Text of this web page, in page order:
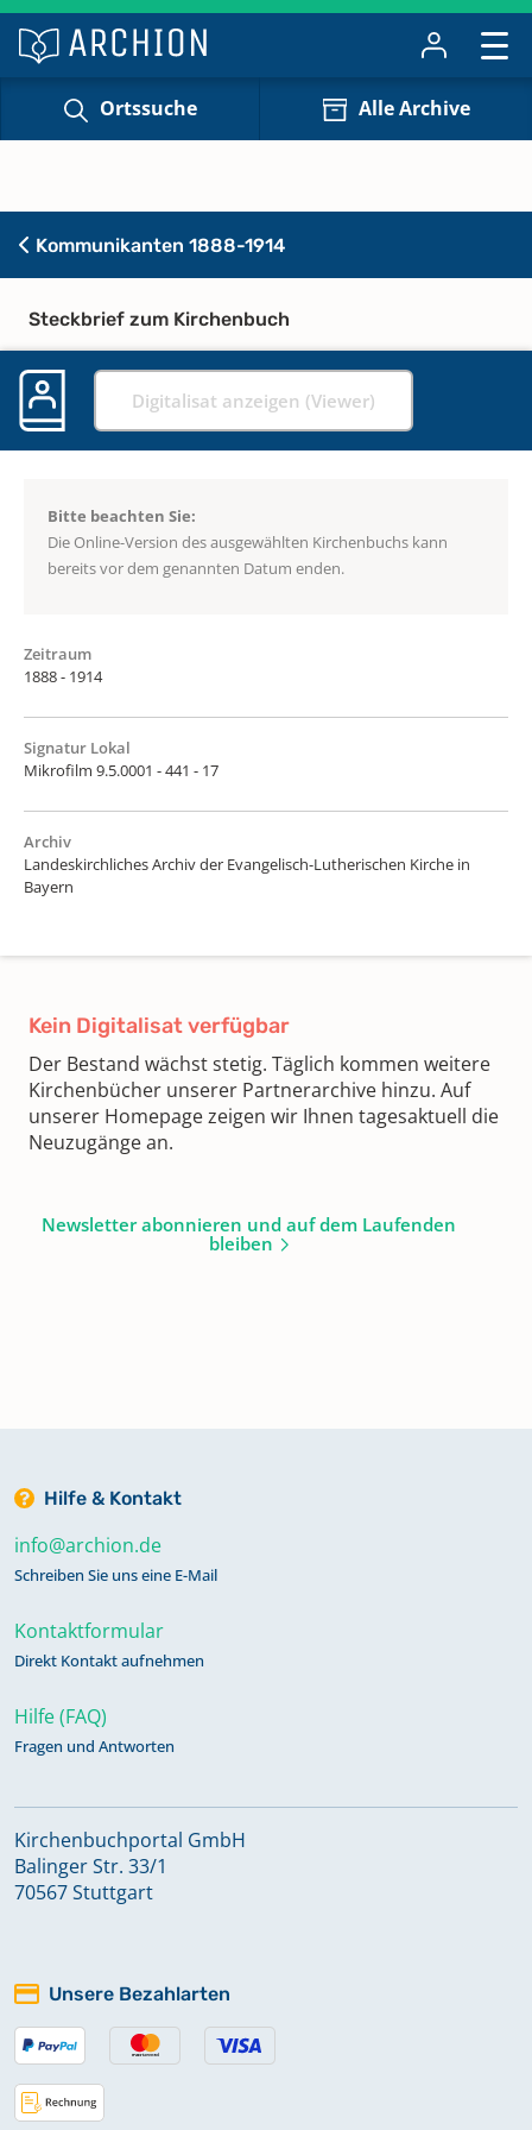
Ortssuche Alle Archive
Kommunikanten 1888-1914
Steckbrief zum Kirchenbuch
Digitalisat anzeigen (Viewer)
Bitte beachten Sie:
Die Online-Version des ausgewählten Kirchenbuchs kann
bereits vor dem genannten Datum enden.
Zeitraum
1888 - 1914
Signatur Lokal
Mikrofilm 9.5.0001 - 441 - 17
Archiv
Landeskirchliches Archiv der Evangelisch-Lutherischen Kirche in
Bayern
Kein Digitalisat verfügbar
Der Bestand wächst stetig. Täglich kommen weitere
Kirchenbücher unserer Partnerarchive hinzu. Auf
unserer Homepage zeigen wir Ihnen tagesaktuell die
Neuzugänge an.
Newsletter abonnieren und auf dem Laufenden
bleiben
Hilfe & Kontakt
info@archion.de
Schreiben Sie uns eine E-Mail
Kontaktformular
Direkt Kontakt aufnehmen
Hilfe (FAQ)
Fragen und Antworten
Kirchenbuchportal GmbH
Balinger Str. 33/1
70567 Stuttgart
Unsere Bezahlarten